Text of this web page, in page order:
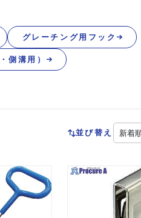
グレーチング用フック
側溝用）
並び替え